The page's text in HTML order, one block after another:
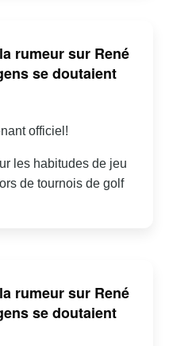
rumeur sur René
se doutaient
officiel!
les habitudes de jeu
de tournois de golf
rumeur sur René
se doutaient